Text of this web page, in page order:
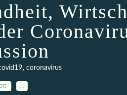
, coronavirus